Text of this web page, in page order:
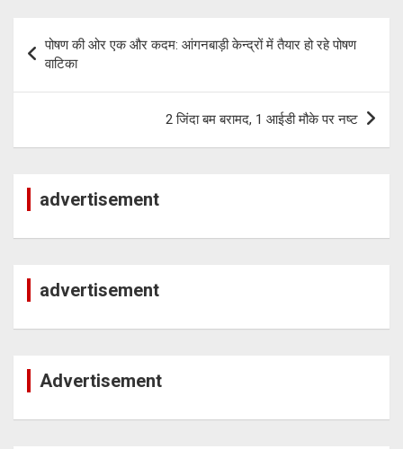
p
Post
navigation
पोषण की ओर एक और कदम: आंगनबाड़ी केन्द्रों में तैयार हो रहे पोषण
वाटिका
2 जिंदा बम बरामद, 1 आईडी मौके पर नष्ट
advertisement
advertisement
Advertisement